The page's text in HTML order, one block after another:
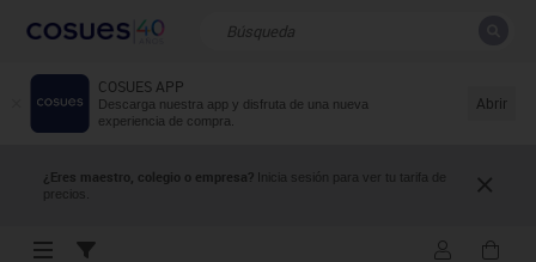
COSUES APP
Descarga nuestra app y disfruta de una nueva
experiencia de compra.
Abrir
¿Eres maestro, colegio o empresa? Inicia sesión para ver tu tarifa de
precios.
Resultados de la búsqueda